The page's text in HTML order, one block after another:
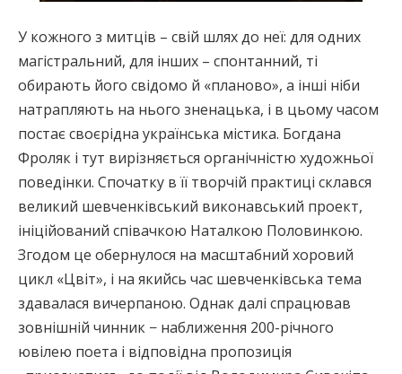
У кожного з митців – свій шлях до неї: для одних
магістральний, для інших – спонтанний, ті
обирають його свідомо й «планово», а інші ніби
натрапляють на нього зненацька, і в цьому часом
постає своєрідна українська містика. Богдана
Фроляк і тут вирізняється органічністю художньої
поведінки. Спочатку в її творчій практиці склався
великий шевченківський виконавський проект,
ініційований співачкою Наталкою Половинкою.
Згодом це обернулося на масштабний хоровий
цикл «Цвіт», і на якийсь час шевченківська тема
здавалася вичерпаною. Однак далі спрацював
зовнішній чинник − наближення 200-річного
ювілею поета і відповідна пропозиція